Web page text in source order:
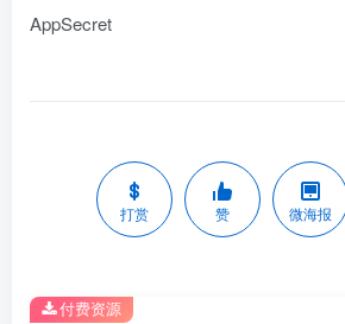
AppSecret
打赏 赞 微海报
付费资源